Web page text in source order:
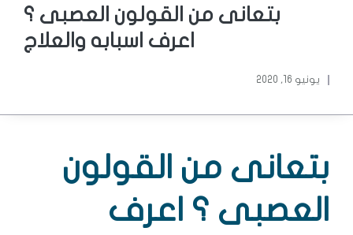
بتعانى من القولون العصبى ؟
اعرف اسبابه والعلاج
يونيو 16, 2020
بتعانى من القولون
العصبى ؟ اعرف